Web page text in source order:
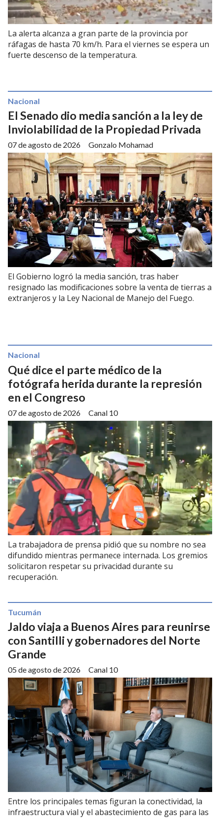
La alerta alcanza a gran parte de la provincia por
ráfagas de hasta 70 km/h. Para el viernes se espera un
fuerte descenso de la temperatura.
El Senado dio media sanción a la ley de
Inviolabilidad de la Propiedad Privada
Gonzalo Mohamad
Nacional
07 de agosto de 2026
El Gobierno logró la media sanción, tras haber
resignado las modificaciones sobre la venta de tierras a
extranjeros y la Ley Nacional de Manejo del Fuego.
Qué dice el parte médico de la
fotógrafa herida durante la represión
en el Congreso
Canal 10
Nacional
07 de agosto de 2026
La trabajadora de prensa pidió que su nombre no sea
difundido mientras permanece internada. Los gremios
solicitaron respetar su privacidad durante su
recuperación.
Jaldo viaja a Buenos Aires para reunirse
con Santilli y gobernadores del Norte
Grande
Canal 10
Tucumán
05 de agosto de 2026
Entre los principales temas figuran la conectividad, la
infraestructura vial y el abastecimiento de gas para las